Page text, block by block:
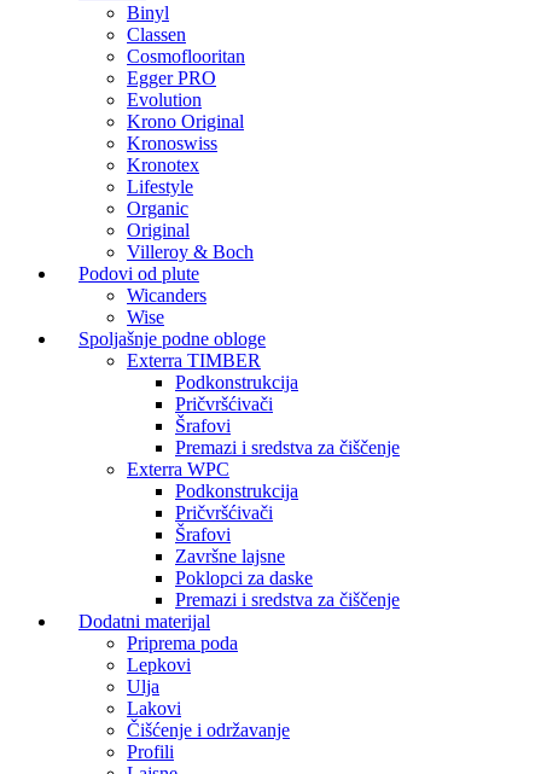
Binyl
Classen
Cosmoflooritan
Egger PRO
Evolution
Krono Original
Kronoswiss
Kronotex
Lifestyle
Organic
Original
Villeroy & Boch
Podovi od plute
Wicanders
Wise
Spoljašnje podne obloge
Exterra TIMBER
Podkonstrukcija
Pričvršćivači
Šrafovi
Premazi i sredstva za čiščenje
Exterra WPC
Podkonstrukcija
Pričvršćivači
Šrafovi
Završne lajsne
Poklopci za daske
Premazi i sredstva za čiščenje
Dodatni materijal
Priprema poda
Lepkovi
Ulja
Lakovi
Čišćenje i održavanje
Profili